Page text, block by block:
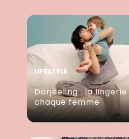
LIFESTYLE
Darjeeling : la
chaque femme